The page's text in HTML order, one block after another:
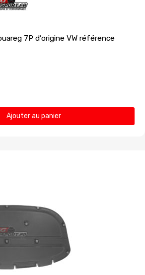
7P d’origine VW référence
Ajouter au panier